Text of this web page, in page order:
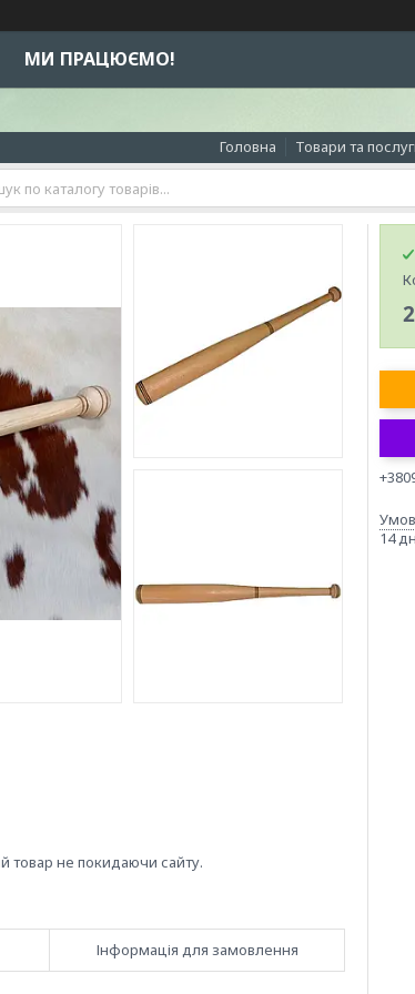
МИ ПРАЦЮЄМО!
Головна Товари та
товар не покидаючи сайту.
Інформація для замовлення
14